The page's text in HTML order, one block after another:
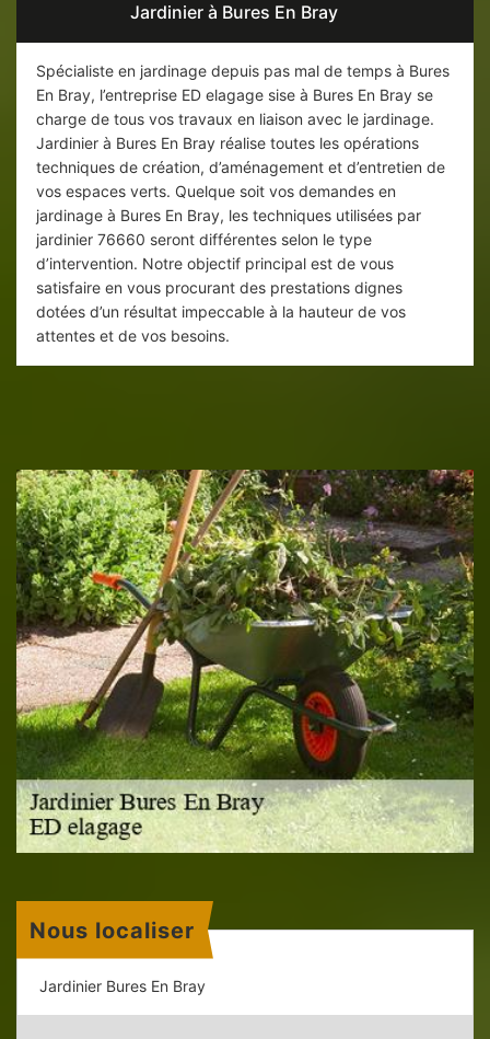
Jardinier à Bures En Bray
Spécialiste en jardinage depuis pas mal de temps à Bures
En Bray, l’entreprise ED elagage sise à Bures En Bray se
charge de tous vos travaux en liaison avec le jardinage.
Jardinier à Bures En Bray réalise toutes les opérations
techniques de création, d’aménagement et d’entretien de
vos espaces verts. Quelque soit vos demandes en
jardinage à Bures En Bray, les techniques utilisées par
jardinier 76660 seront différentes selon le type
d’intervention. Notre objectif principal est de vous
satisfaire en vous procurant des prestations dignes
dotées d’un résultat impeccable à la hauteur de vos
attentes et de vos besoins.
Nous localiser
Jardinier Bures En Bray